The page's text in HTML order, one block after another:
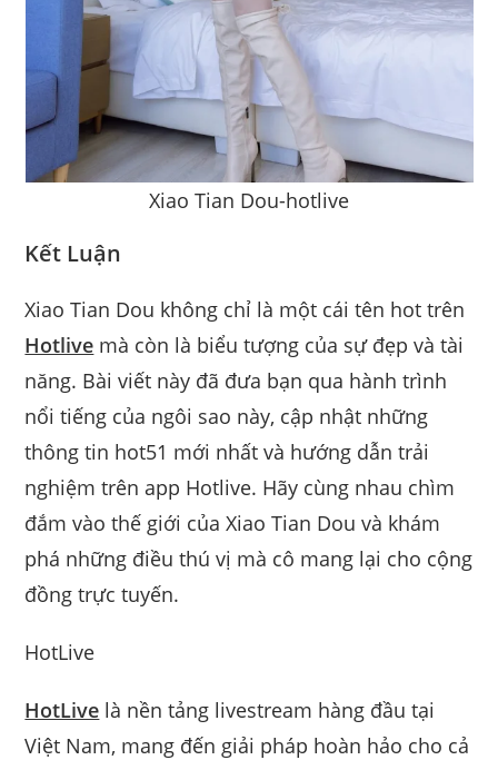
Xiao Tian Dou-hotlive
Kết Luận
Xiao Tian Dou không chỉ là một cái tên hot trên
Hotlive mà còn là biểu tượng của sự đẹp và tài
năng. Bài viết này đã đưa bạn qua hành trình
nổi tiếng của ngôi sao này, cập nhật những
thông tin hot51 mới nhất và hướng dẫn trải
nghiệm trên app Hotlive. Hãy cùng nhau chìm
đắm vào thế giới của Xiao Tian Dou và khám
phá những điều thú vị mà cô mang lại cho cộng
đồng trực tuyến.
HotLive
HotLive là nền tảng livestream hàng đầu tại
Việt Nam, mang đến giải pháp hoàn hảo cho cả